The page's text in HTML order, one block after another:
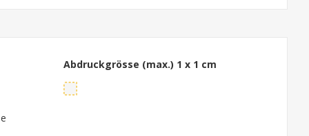
Abdruckgrösse (max.) 1 x 1 cm